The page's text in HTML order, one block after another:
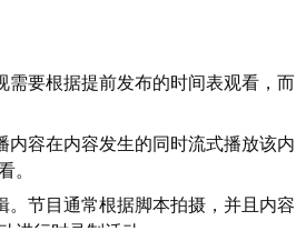
需要根据提前发布的时间表观看，而
容在内容发生的同时流式播放该内
。
。节目通常根据脚本拍摄，并且内容
进行时录制活动。